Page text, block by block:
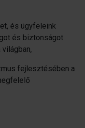
és ügyfeleink
és biztonságot
fejlesztésében a